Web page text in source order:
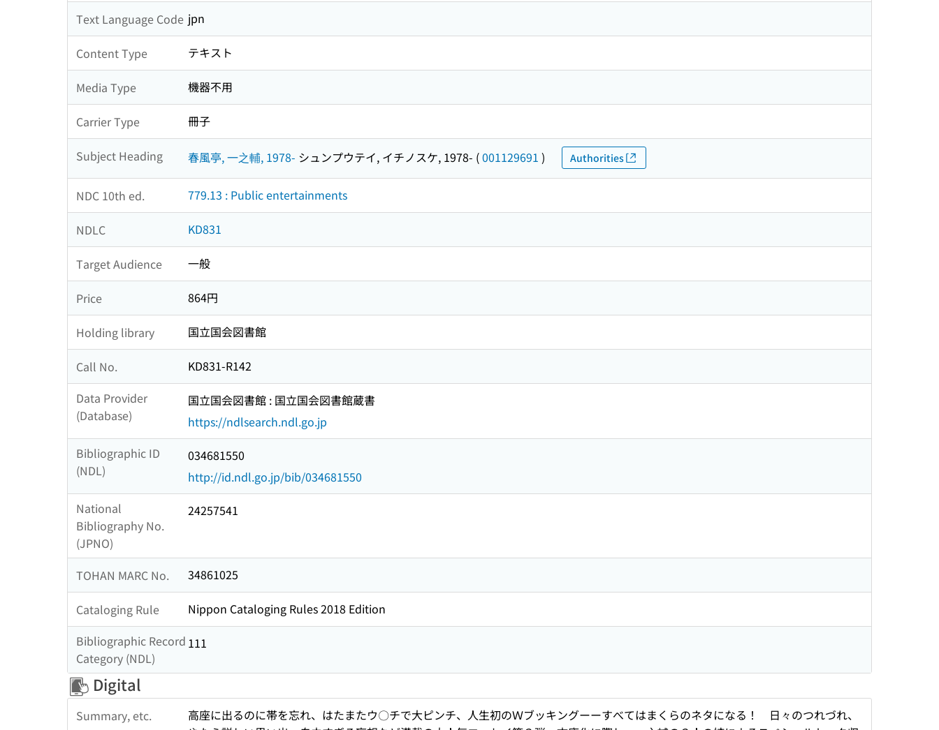
Text Language Code jpn
Content Type テキスト
Media Type 機器不用
Carrier Type 冊子
Subject Heading 春風亭, 一之輔, 1978- シュンプウテイ, イチノスケ, 1978- (001129691 ) Authorities
NDC 10th ed. 779.13 : Public entertainments
NDLC KD831
Target Audience 一般
Price 864円
Holding library 国立国会図書館
Call No.
KD831-R142
Data Provider
(Database)
国立国会図書館 : 国立国会図書館蔵書
https://ndlsearch.ndl.go.jp
Bibliographic ID
(NDL)
034681550
http://id.ndl.go.jp/bib/034681550
National
Bibliography No.
(JPNO)
24257541
TOHAN MARC No. 34861025
Cataloging Rule
Nippon Cataloging Rules 2018 Edition
Bibliographic Record
Category (NDL)
111
Digital
Summary, etc.
高座に出るのに帯を忘れ、はたまたウ〇チで大ピンチ、人生初のＷブッキングーーすべてはまくらのネタになる！ 日々のつれづれ、